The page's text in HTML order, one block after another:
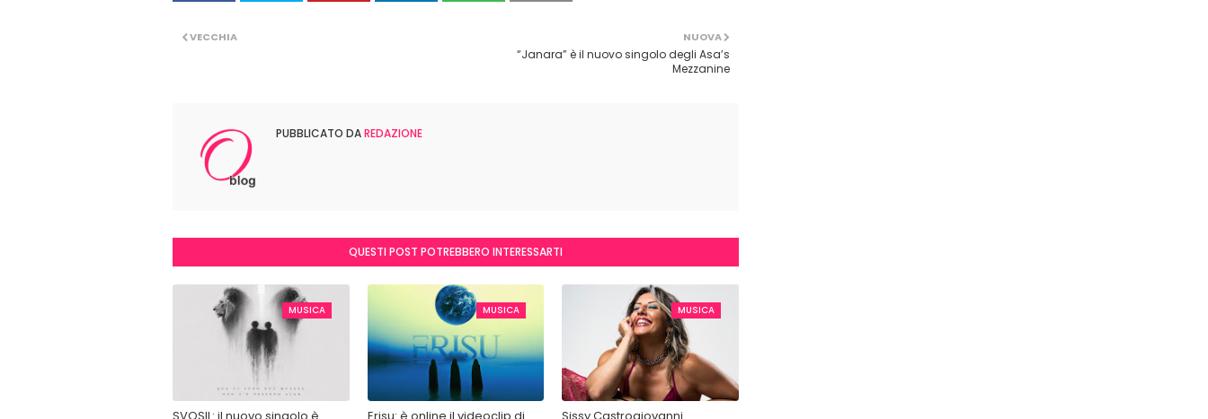
NUOVA
“Janara” è il nuovo singolo degli Asa’s
Mezzanine
VECCHIA
PUBBLICATO DAREDAZIONE
QUESTI POST POTREBBERO INTERESSARTI
MUSICA MUSICA MUSICA